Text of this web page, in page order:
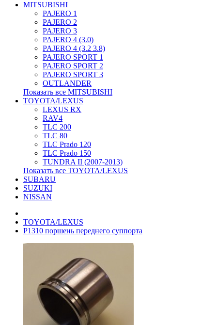
MITSUBISHI
PAJERO 1
PAJERO 2
PAJERO 3
PAJERO 4 (3.0)
PAJERO 4 (3.2 3.8)
PAJERO SPORT 1
PAJERO SPORT 2
PAJERO SPORT 3
OUTLANDER
Показать все MITSUBISHI
TOYOTA/LEXUS
LEXUS RX
RAV4
TLC 200
TLC 80
TLC Prado 120
TLC Prado 150
TUNDRA II (2007-2013)
Показать все TOYOTA/LEXUS
SUBARU
SUZUKI
NISSAN
TOYOTA/LEXUS
P1310 поршень переднего суппорта